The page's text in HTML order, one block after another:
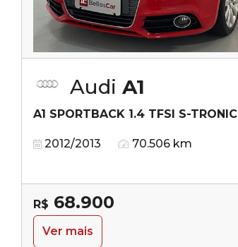
Audi A1
A1 SPORTBACK 1.4 TFSI S-TRONIC
2012/2013 70.506 km
R$ 68.900
Ver mais